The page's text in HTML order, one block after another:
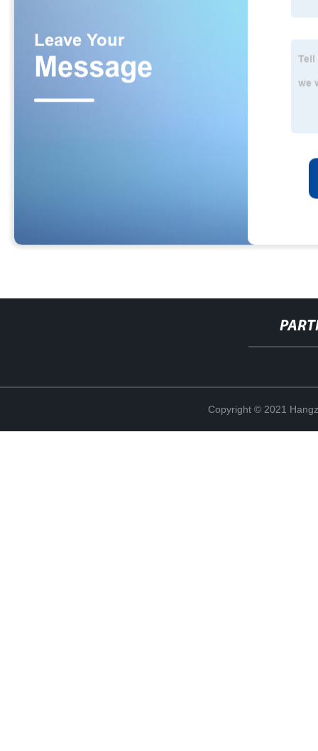
Copyright © 2021